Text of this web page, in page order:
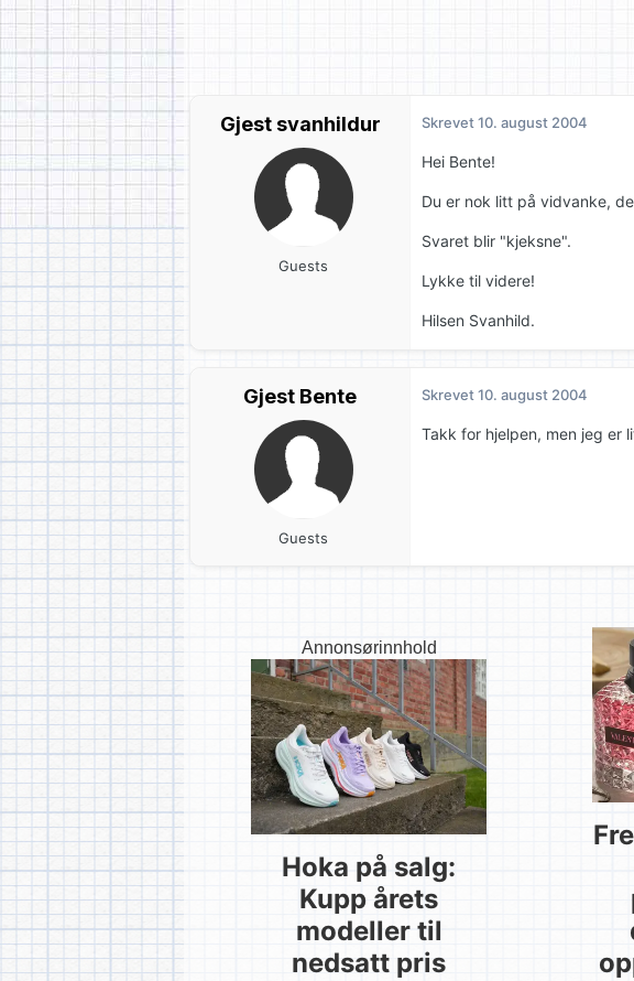
Gjest svanhildur
Guests
Skrevet10. august 2004
Hei Bente!
Du er nok litt på vidvanke,
Svaret blir "kjeksne".
Lykke til videre!
Hilsen Svanhild.
Gjest Bente
Guests
Skrevet10. august 2004
Takk for hjelpen, men jeg
Annonsørinnhold
Hoka på salg:
Kupp årets
modeller til
nedsatt pris